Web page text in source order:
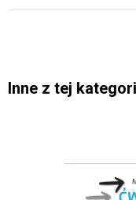
Inne z tej